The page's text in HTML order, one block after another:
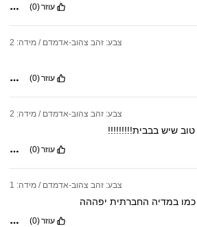
עוזר(0)
צבע: זהב צהוב-אדמדם / מידה: 2
עוזר(0)
צבע: זהב צהוב-אדמדם / מידה: 2
טוב שיש בבבית!!!!!!!!!
עוזר(0)
צבע: זהב צהוב-אדמדם / מידה: 1
כמו במדיה החברתית יפההה
עוזר(0)